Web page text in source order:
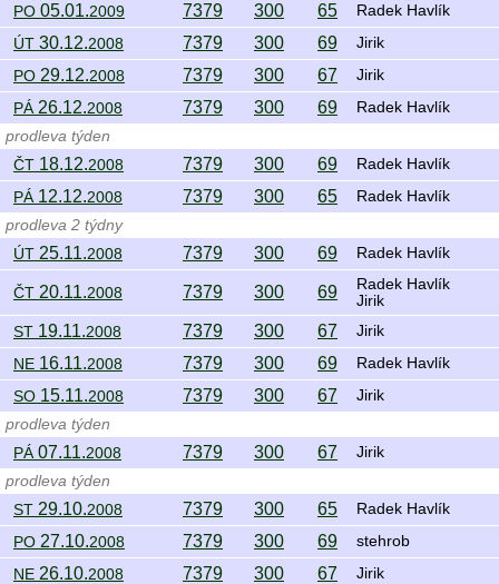
PO 05.01.2009 7379 300 65 Radek Havlík
ÚT 30.12.2008 7379 300 69 Jirik
PO 29.12.2008 7379 300 67 Jirik
PÁ 26.12.2008 7379 300 69
Radek Havlík
prodleva týden
ČT 18.12.2008 7379 300 69 Radek Havlík
PÁ 12.12.2008 7379 300 65
Radek Havlík
prodleva 2 týdny
ÚT 25.11.2008 7379 300 69 Radek Havlík
ČT 20.11.2008 7379 300 69
Radek Havlík
Jirik
ST 19.11.2008 7379 300 67 Jirik
NE 16.11.2008 7379 300 69 Radek Havlík
SO 15.11.2008 7379 300 67
Jirik
prodleva týden
PÁ 07.11.2008 7379 300 67
Jirik
prodleva týden
ST 29.10.2008 7379 300 65 Radek Havlík
PO 27.10.2008 7379 300 69 stehrob
NE 26.10.2008 7379 300 67 Jirik